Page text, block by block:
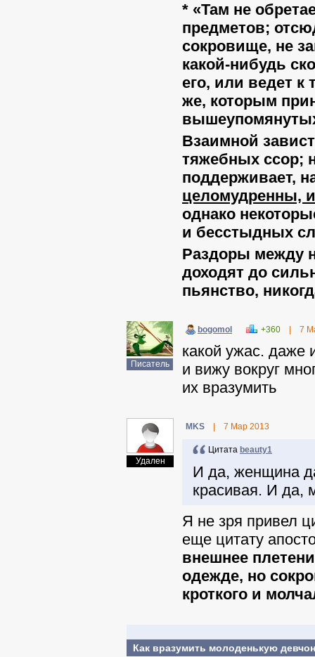
* «Там не
предметов;
сокровище, не
какой-нибудь
его, или ведет
же, которым
Взаимной
тяжебных ссор;
поддерживает,
целомудренны,
однако
и бесстыдных
Раздоры между
доходят до
пьянство,
Писатель
bogomol +360 7
какой ужас. даже
и вижу вокруг
их вразумить
Удален
MKS 7 Мар 2013
Цитата beauty1
И да, женщина
красивая. И да,
Я не зря привел
еще цитату
внешнее
одежде, но
кроткого и
Как вразумить молоденькую